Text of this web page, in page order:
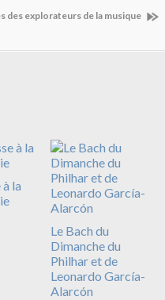
des explorateurs de la musique
à la
Le Bach du
Dimanche du
Philhar et de
Leonardo García-
Alarcón